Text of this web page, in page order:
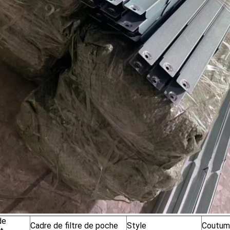
Cadre de filtre de poche Style